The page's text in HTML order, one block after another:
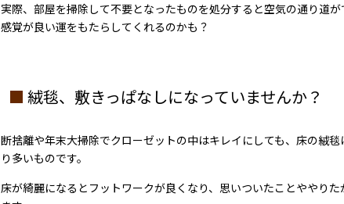
実際、部屋を掃除して不要となったものを処分すると空気の通り道
感覚が良い運をもたらしてくれるのかも？
絨毯、敷きっぱなしになっていませんか？
断捨離や年末大掃除でクローゼットの中はキレイにしても、床の絨
り多いものです。
床が綺麗になるとフットワークが良くなり、思いついたことややり